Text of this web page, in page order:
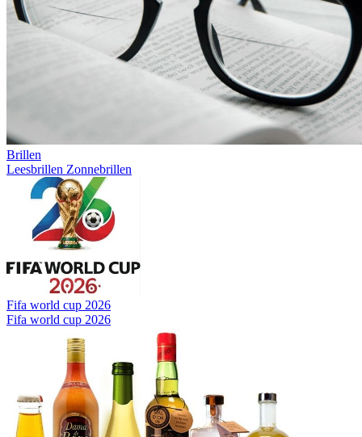
Brillen
Leesbrillen Zonnebrillen
Fifa world cup 2026
Fifa world cup 2026